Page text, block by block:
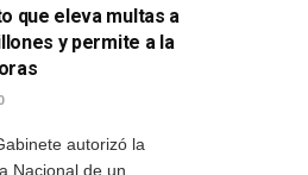
que eleva multas a
y permite a la
autorizó la
Nacional de un